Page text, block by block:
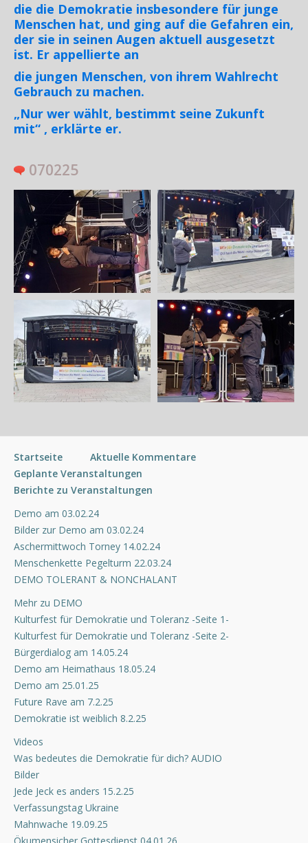
die die Demokratie insbesondere für junge
Menschen hat, und ging auf die Gefahren ein,
der sie in seinen Augen aktuell ausgesetzt
ist. Er appellierte an
die jungen Menschen, von ihrem Wahlrecht
Gebrauch zu machen.
„Nur wer wählt, bestimmt seine Zukunft
mit“ , erklärte er.
070225
Startseite
Aktuelle Kommentare
Geplante Veranstaltungen
Berichte zu Veranstaltungen
Demo am 03.02.24
Bilder zur Demo am 03.02.24
Aschermittwoch Torney 14.02.24
Menschenkette Pegelturm 22.03.24
DEMO TOLERANT & NONCHALANT
Mehr zu DEMO
Kulturfest für Demokratie und Toleranz -Seite 1-
Kulturfest für Demokratie und Toleranz -Seite 2-
Bürgerdialog am 14.05.24
Demo am Heimathaus 18.05.24
Demo am 25.01.25
Future Rave am 7.2.25
Demokratie ist weiblich 8.2.25
Videos
Was bedeutes die Demokratie für dich? AUDIO
Bilder
Jede Jeck es anders 15.2.25
Verfassungstag Ukraine
Mahnwache 19.09.25